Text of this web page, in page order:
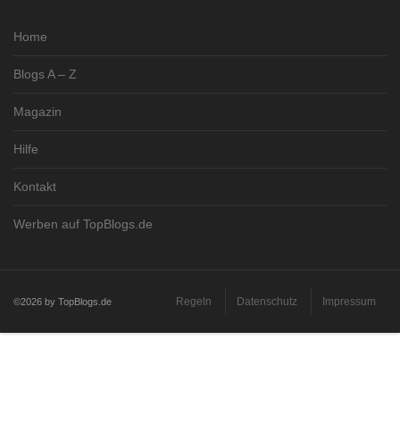
Home
Blogs A – Z
Magazin
Hilfe
Kontakt
Werben auf TopBlogs.de
©2026 by TopBlogs.de Regeln Datenschutz Impressum